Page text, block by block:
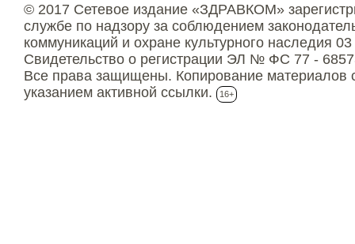
© 2017 Сетевое издание «ЗДРАВКОМ»
службе по надзору за соблюдением
коммуникаций и охране культурного наследия
Свидетельство о регистрации ЭЛ № ФС 77 -
Все права защищены. Копирование материалов
указанием активной ссылки.
16+